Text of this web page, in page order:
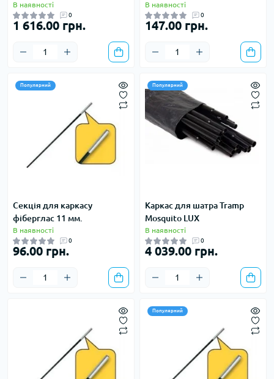
В наявності
0
1 616.00 грн.
В наявності
0
147.00 грн.
Популярний
Секція для каркасу
фіберглас 11 мм.
В наявності
0
96.00 грн.
Популярний
Каркас для шатра Tramp
Mosquito LUX
В наявності
0
4 039.00 грн.
Популярний